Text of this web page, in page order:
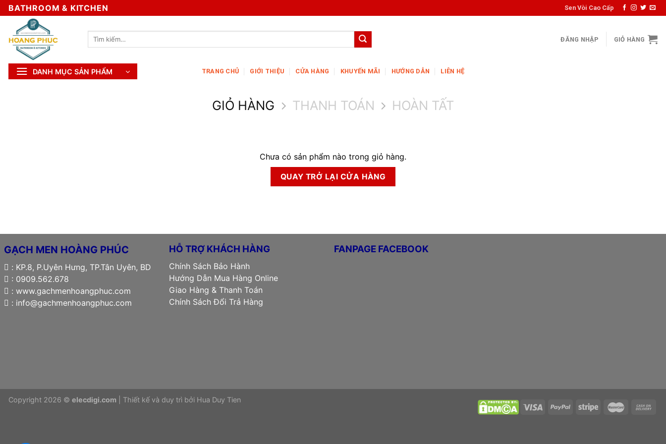
Skip
to
content
BATHROOM & KITCHEN Sen Vòi Cao Cấp
Tìm
ĐĂNG NHẬP GIỎ HÀNG
DANH MỤC SẢN PHẨM TRANG CHỦ GIỚI THIỆU CỬA HÀNG KHUYẾN MÃI HƯỚNG DẪN LIÊN HỆ
GIỎ HÀNG THANH TOÁN HOÀN TẤT
Chưa có sản phẩm nào trong giỏ hàng.
QUAY TRỞ LẠI CỬA HÀNG
GẠCH MEN HOÀNG PHÚC
: KP.8, P.Uyên Hưng, TP.Tân Uyên, BD
: 0909.562.678
: www.gachmenhoangphuc.com
: info@gachmenhoangphuc.com
HỖ TRỢ KHÁCH HÀNG
Chính Sách Bảo Hành
Hướng Dẫn Mua Hàng Online
Giao Hàng & Thanh Toán
Chính Sách Đổi Trả Hàng
FANPAGE FACEBOOK
Copyright 2026 © elecdigi.com | Thiết kế và duy trì bởi Hua Duy Tien